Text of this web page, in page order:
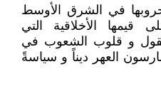
في الشرق الأوسط
قيمها الأخلاقية التي
و قلوب الشعوب في
العهر ديناً و سياسةً